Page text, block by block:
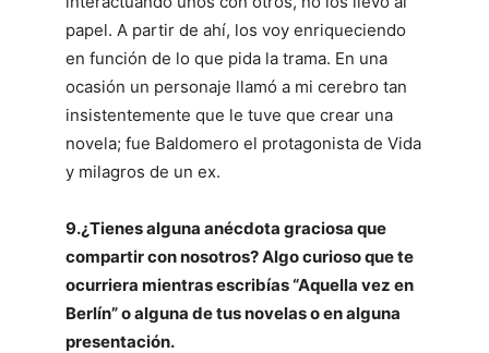
papel. A partir de ahí, los voy enriqueciendo
en función de lo que pida la trama. En una
ocasión un personaje llamó a mi cerebro tan
insistentemente que le tuve que crear una
novela; fue Baldomero el protagonista de Vida
y milagros de un ex.
9.¿Tienes alguna anécdota graciosa que
compartir con nosotros? Algo curioso que te
ocurriera mientras escribías “Aquella vez en
Berlín” o alguna de tus novelas o en alguna
presentación.